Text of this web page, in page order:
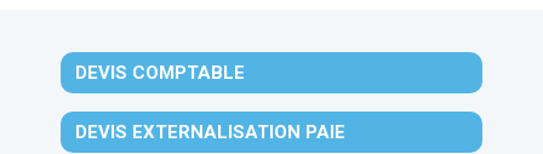
DEVIS COMPTABLE
DEVIS EXTERNALISATION PAIE